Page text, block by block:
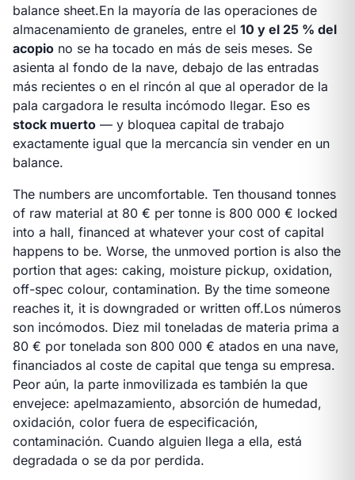
balance sheet.En la mayoría de las operaciones de
almacenamiento de graneles, entre el 10 y el 25 % del
acopio no se ha tocado en más de seis meses. Se
asienta al fondo de la nave, debajo de las entradas
más recientes o en el rincón al que al operador de la
pala cargadora le resulta incómodo llegar. Eso es
stock muerto — y bloquea capital de trabajo
exactamente igual que la mercancía sin vender en un
balance.
The numbers are uncomfortable. Ten thousand tonnes
of raw material at 80 € per tonne is 800 000 € locked
into a hall, financed at whatever your cost of capital
happens to be. Worse, the unmoved portion is also the
portion that ages: caking, moisture pickup, oxidation,
off-spec colour, contamination. By the time someone
reaches it, it is downgraded or written off.Los números
son incómodos. Diez mil toneladas de materia prima a
80 € por tonelada son 800 000 € atados en una nave,
financiados al coste de capital que tenga su empresa.
Peor aún, la parte inmovilizada es también la que
envejece: apelmazamiento, absorción de humedad,
oxidación, color fuera de especificación,
contaminación. Cuando alguien llega a ella, está
degradada o se da por perdida.